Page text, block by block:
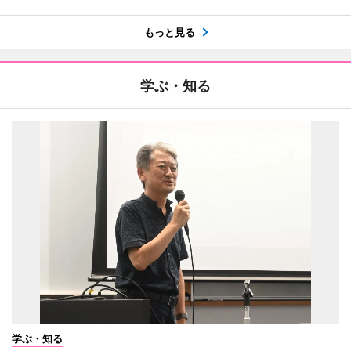
もっと見る
学ぶ・知る
学ぶ・知る